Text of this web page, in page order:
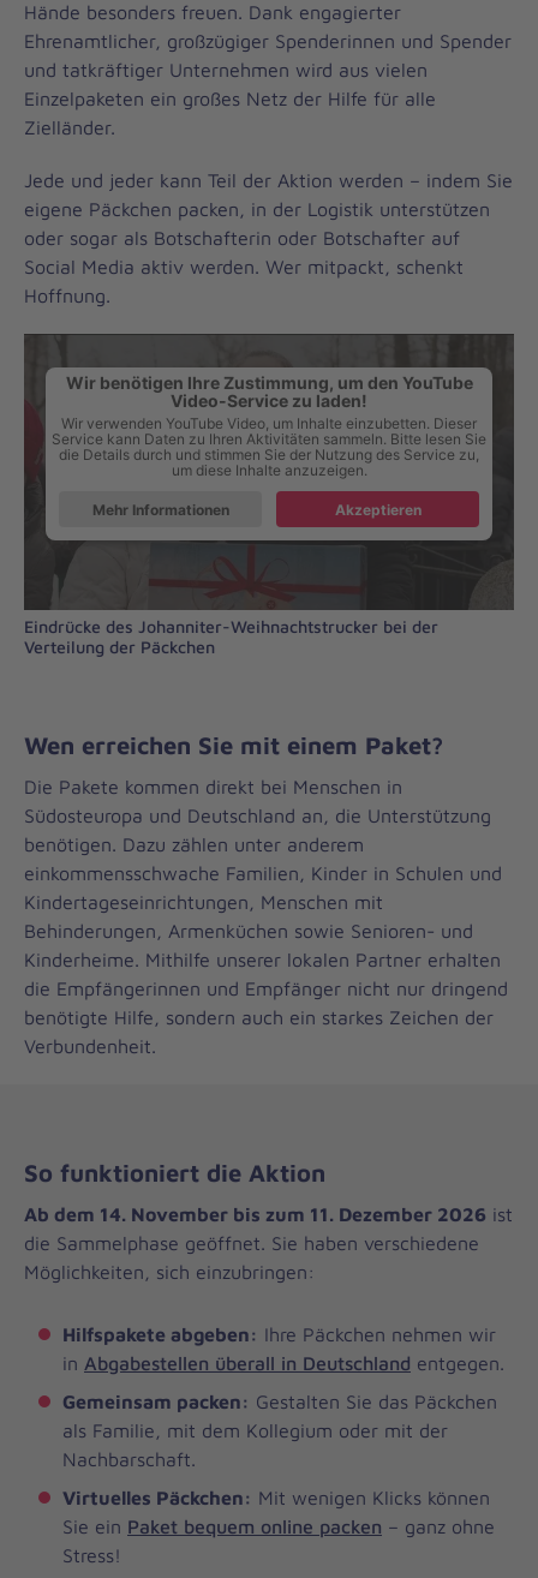
Hände besonders freuen. Dank engagierter
Ehrenamtlicher, großzügiger Spenderinnen und Spender
und tatkräftiger Unternehmen wird aus vielen
Einzelpaketen ein großes Netz der Hilfe für alle
Zielländer.
Jede und jeder kann Teil der Aktion werden – indem Sie
eigene Päckchen packen, in der Logistik unterstützen
oder sogar als Botschafterin oder Botschafter auf
Social Media aktiv werden. Wer mitpackt, schenkt
Hoffnung.
Wir benötigen Ihre Zustimmung, um den YouTube
Video-Service zu laden!
Wir verwenden YouTube Video, um Inhalte einzubetten. Dieser
Service kann Daten zu Ihren Aktivitäten sammeln. Bitte lesen Sie
die Details durch und stimmen Sie der Nutzung des Service zu,
um diese Inhalte anzuzeigen.
Mehr Informationen Akzeptieren
Eindrücke des Johanniter-Weihnachtstrucker bei der
Verteilung der Päckchen
Wen erreichen Sie mit einem Paket?
Die Pakete kommen direkt bei Menschen in
Südosteuropa und Deutschland an, die Unterstützung
benötigen. Dazu zählen unter anderem
einkommensschwache Familien, Kinder in Schulen und
Kindertageseinrichtungen, Menschen mit
Behinderungen, Armenküchen sowie Senioren- und
Kinderheime. Mithilfe unserer lokalen Partner erhalten
die Empfängerinnen und Empfänger nicht nur dringend
benötigte Hilfe, sondern auch ein starkes Zeichen der
Verbundenheit.
So funktioniert die Aktion
Ab dem 14. November bis zum 11. Dezember 2026 ist
die Sammelphase geöffnet. Sie haben verschiedene
Möglichkeiten, sich einzubringen:
Hilfspakete abgeben: Ihre Päckchen nehmen wir
in Abgabestellen überall in Deutschland entgegen.
Gemeinsam packen: Gestalten Sie das Päckchen
als Familie, mit dem Kollegium oder mit der
Nachbarschaft.
Virtuelles Päckchen: Mit wenigen Klicks können
Sie ein Paket bequem online packen – ganz ohne
Stress!